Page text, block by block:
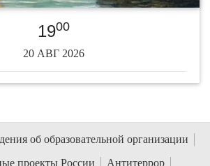
1900
20 АВГ 2026
об образовательной организации
проекты России
Антитеррор